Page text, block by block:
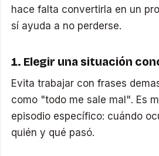
hace falta convertirla en un
sí ayuda a no perderse.
1. Elegir una situación
Evita trabajar con frases
como "todo me sale mal". Es
episodio específico: cuándo
quién y qué pasó.